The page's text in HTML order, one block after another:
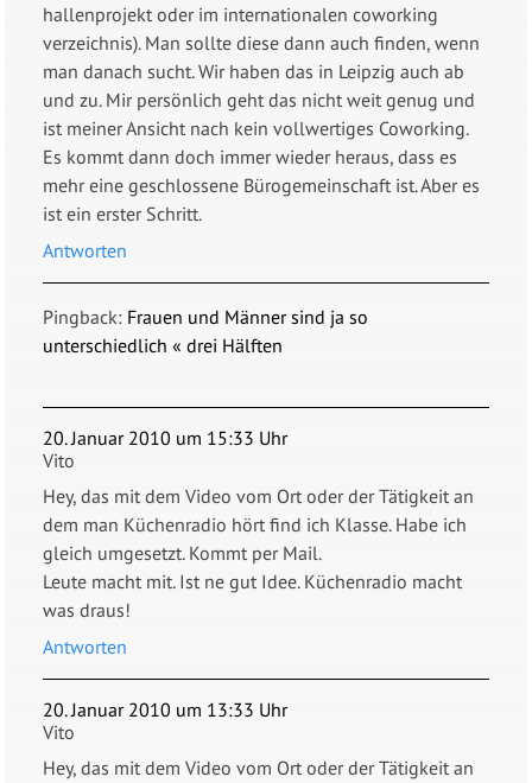
hallenprojekt oder im internationalen coworking
verzeichnis). Man sollte diese dann auch finden, wenn
man danach sucht. Wir haben das in Leipzig auch ab
und zu. Mir persönlich geht das nicht weit genug und
ist meiner Ansicht nach kein vollwertiges Coworking.
Es kommt dann doch immer wieder heraus, dass es
mehr eine geschlossene Bürogemeinschaft ist. Aber es
ist ein erster Schritt.
Antworten
Pingback: Frauen und Männer sind ja so
unterschiedlich « drei Hälften
20. Januar 2010 um 15:33 Uhr
Vito
Hey, das mit dem Video vom Ort oder der Tätigkeit an
dem man Küchenradio hört find ich Klasse. Habe ich
gleich umgesetzt. Kommt per Mail.
Leute macht mit. Ist ne gut Idee. Küchenradio macht
was draus!
Antworten
20. Januar 2010 um 13:33 Uhr
Vito
Hey, das mit dem Video vom Ort oder der Tätigkeit an